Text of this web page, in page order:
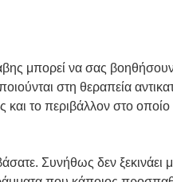
μπορεί να σας
στη θεραπεία
και το περιβάλλον στο οποίο
Συνήθως δεν ξεκινάει